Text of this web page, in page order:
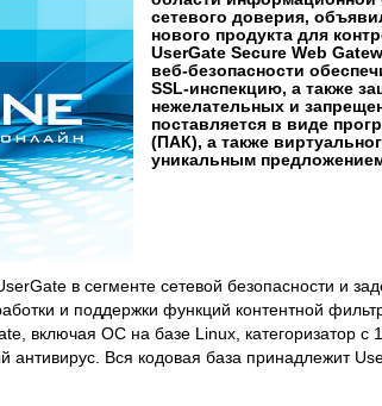
сетевого доверия,
нового продукта для
UserGate Secure Web
веб‑безопасности
SSL‑инспекцию, а также
нежелательных и
поставляется в виде
(ПАК), а также
уникальным
в сегменте сетевой безопасности и
и поддержки функций контентной
включая ОС на базе Linux, категоризатор с
антивирус. Вся кодовая база принадлежит